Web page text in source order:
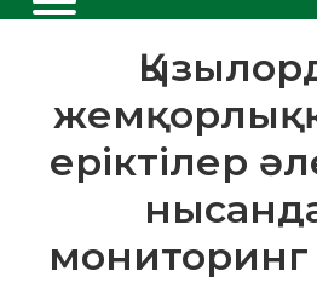
еріктілер
мониторинг